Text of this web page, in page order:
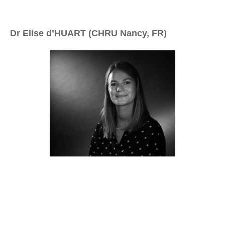
Dr Elise d’HUART (CHRU Nancy, FR)